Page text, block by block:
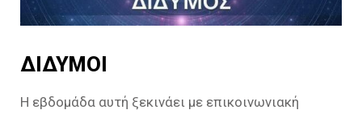
ΔΙΔΥΜΟΙ
H εβδομάδα αυτή ξεκινάει με επικοινωνιακή